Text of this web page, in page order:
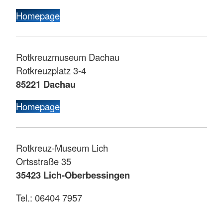
Homepage
Rotkreuzmuseum Dachau
Rotkreuzplatz 3-4
85221 Dachau
Homepage
Rotkreuz-Museum Lich
Ortsstraße 35
35423 Lich-Oberbessingen
Tel.: 06404 7957